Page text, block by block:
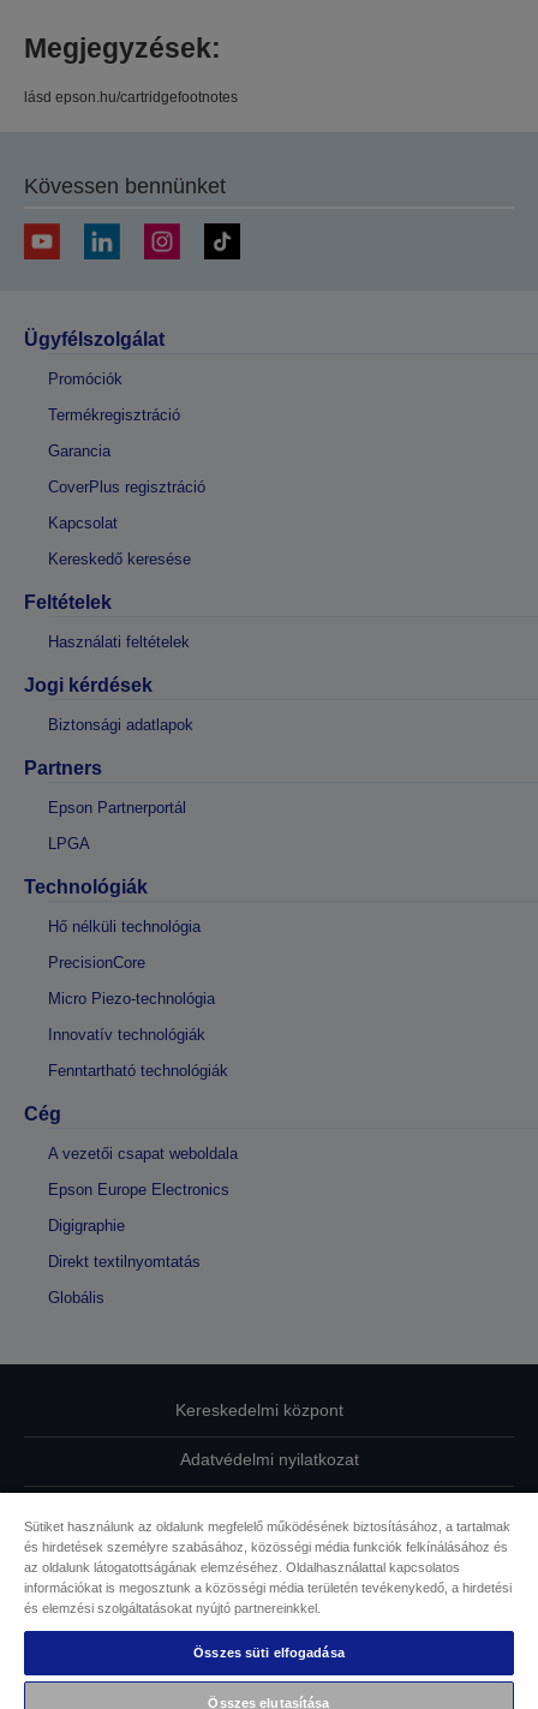
Megjegyzések:
lásd epson.hu/cartridgefootnotes
Kövessen bennünket
Ügyfélszolgálat
Promóciók
Termékregisztráció
Garancia
CoverPlus regisztráció
Kapcsolat
Kereskedő keresése
Feltételek
Használati feltételek
Jogi kérdések
Biztonsági adatlapok
Partners
Epson Partnerportál
LPGA
Technológiák
Hő nélküli technológia
PrecisionCore
Micro Piezo-technológia
Innovatív technológiák
Fenntartható technológiák
Cég
A vezetői csapat weboldala
Epson Europe Electronics
Digigraphie
Direkt textilnyomtatás
Globális
Kereskedelmi központ
Adatvédelmi nyilatkozat
Kapcsolatfelvétel
Sütikkel kapcsolatos információk
Az Epson elkötelezettsége az akadálymentesség mellett
Sütiket használunk az oldalunk megfelelő működésének biztosításához, a tartalmak
és hirdetések személyre szabásához, közösségi média funkciók felkínálásához és
az oldalunk látogatottságának elemzéséhez. Oldalhasználattal kapcsolatos
információkat is megosztunk a közösségi média területén tevékenykedő, a hirdetési
és elemzési szolgáltatásokat nyújtó partnereinkkel.
Összes süti elfogadása
Összes elutasítása